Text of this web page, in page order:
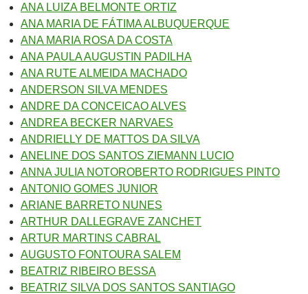
ANA LUIZA BELMONTE ORTIZ
ANA MARIA DE FÁTIMA ALBUQUERQUE
ANA MARIA ROSA DA COSTA
ANA PAULA AUGUSTIN PADILHA
ANA RUTE ALMEIDA MACHADO
ANDERSON SILVA MENDES
ANDRE DA CONCEICAO ALVES
ANDREA BECKER NARVAES
ANDRIELLY DE MATTOS DA SILVA
ANELINE DOS SANTOS ZIEMANN LUCIO
ANNA JULIA NOTOROBERTO RODRIGUES PINTO
ANTONIO GOMES JUNIOR
ARIANE BARRETO NUNES
ARTHUR DALLEGRAVE ZANCHET
ARTUR MARTINS CABRAL
AUGUSTO FONTOURA SALEM
BEATRIZ RIBEIRO BESSA
BEATRIZ SILVA DOS SANTOS SANTIAGO